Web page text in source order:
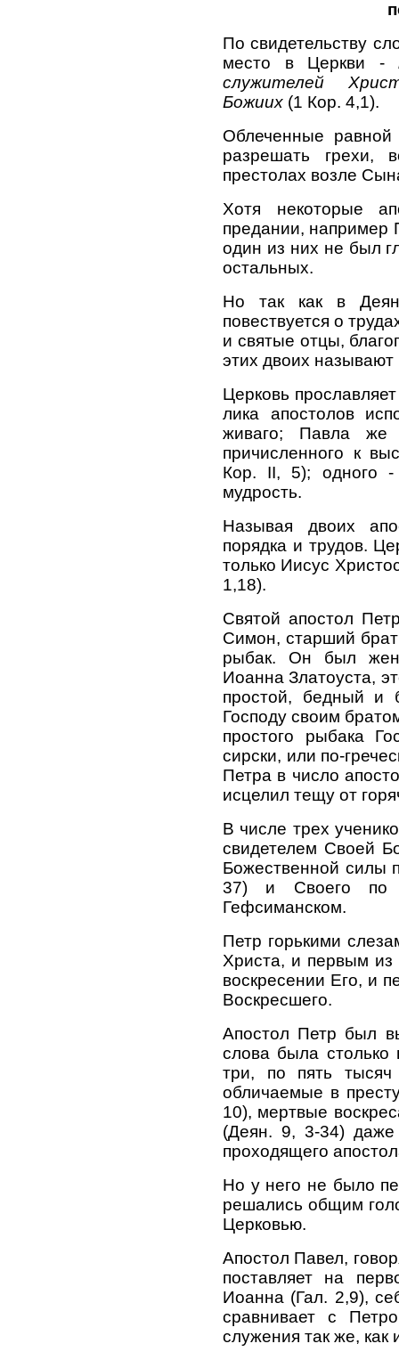
По свидетельству
место в Церкви -
служителей
Божиих (1 Кор. 4,1).
Облеченные
разрешать грехи,
престолах возле
Хотя некоторые
предании, например
один из них не был
остальных.
Но так как в
повествуется о
и святые отцы,
этих двоих
Церковь
лика апостолов
живаго; Павла же
причисленного к
Кор. II, 5); одного -
мудрость.
Называя двоих
порядка и трудов.
только Иисус
1,18).
Святой апостол
Симон, старший
рыбак. Он был
Иоанна Златоуста,
простой, бедный и
Господу своим
простого рыбака
сирски, или по-
Петра в число
исцелил тещу от
В числе трех
свидетелем Своей
Божественной силы
37) и Своего по
Гефсиманском.
Петр горькими
Христа, и первым из
воскресении Его, и
Воскресшего.
Апостол Петр был
слова была
три, по пять
обличаемые в
10), мертвые
(Деян. 9, 3-34)
проходящего
Но у него не было
решались общим
Церковью.
Апостол Павел,
поставляет на
Иоанна (Гал. 2,9),
сравнивает с
служения так же, как